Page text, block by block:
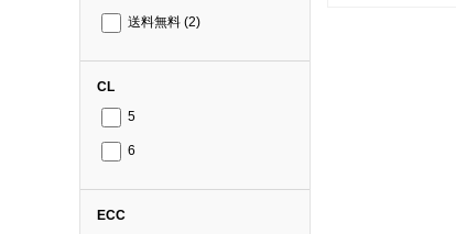
送料無料 (2)
CL
5
6
ECC